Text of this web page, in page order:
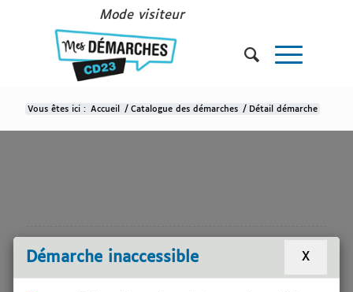
Mode visiteur
Vous êtes ici : Accueil / Catalogue des démarches / Détail démarche
Démarche inaccessible X